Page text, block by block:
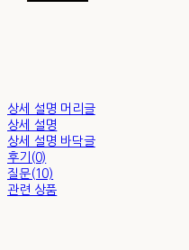
상세 설명 머리글
상세 설명
상세 설명 바닥글
후기(0)
질문(10)
관련 상품